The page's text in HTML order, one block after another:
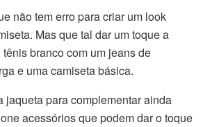
não tem erro para criar um look
Mas que tal dar um toque a
branco com um jeans de
e uma camiseta básica.
jaqueta para complementar ainda
acessórios que podem dar o toque